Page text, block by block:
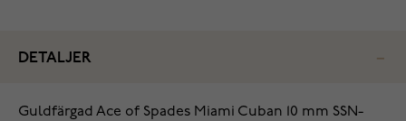
DETALJER
Guldfärgad Ace of Spades Miami Cuban 10 mm SSN-